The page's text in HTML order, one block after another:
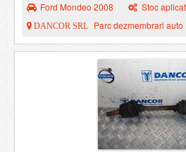
Ford Mondeo 2008 Stoc
DANCOR SRL Parc dezmembrari